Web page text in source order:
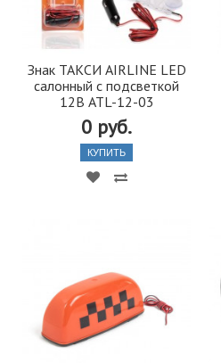
Знак ТАКСИ AIRLINE LED
салонный с подсветкой
12В ATL-12-03
0 руб.
КУПИТЬ